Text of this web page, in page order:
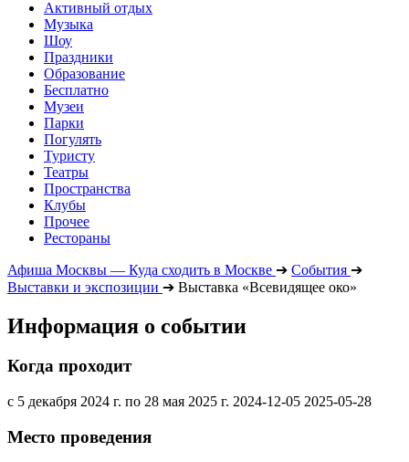
Активный отдых
Музыка
Шоу
Праздники
Образование
Бесплатно
Музеи
Парки
Погулять
Туристу
Театры
Пространства
Клубы
Прочее
Рестораны
Афиша Москвы — Куда сходить в Москве ➔ События ➔
Выставки и экспозиции ➔ Выставка «Всевидящее око»
Информация о событии
Когда проходит
с 5 декабря 2024 г. по 28 мая 2025 г. 2024-12-05 2025-05-28
Место проведения